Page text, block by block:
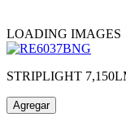
LOADING IMAGES
STRIPLIGHT
Agregar